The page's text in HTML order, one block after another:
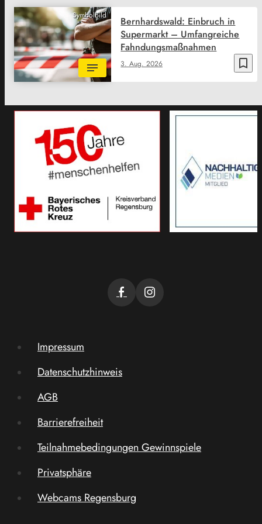
Symbolbild
bookmark_border
3. Aug. 2026
Bernhardswald: Einbruch in
Supermarkt – Umfangreiche
Fahndungsmaßnahmen
Impressum
Datenschutzhinweis
AGB
Barrierefreiheit
Teilnahmebedingungen Gewinnspiele
Privatsphäre
Webcams Regensburg